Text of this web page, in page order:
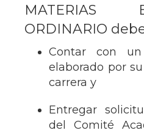
MATERIAS
ORDINARIO
Contar con
elaborado por
carrera y
Entregar
del Comité